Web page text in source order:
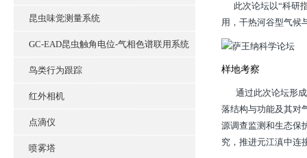
昆虫味觉测量系统
GC-EAD昆虫触角电位-气相色谱联用系统
鸟类行为跟踪
红外相机
点滴仪
喷雾塔
此次论坛以“科研
用，干热河谷型气候
样地考察
通过此次论坛形成
落结构与功能及其对
源调查监测和生态保
究，推进元江滇中连